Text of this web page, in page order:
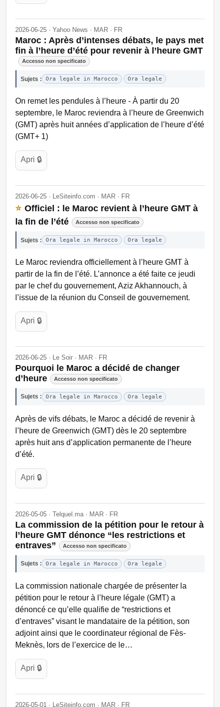
2026-06-25 · Yahoo News · MAR · FR
Maroc : Après d’intenses débats, le pays met
fin à l’heure d’été pour revenir à l’heure GMT
Accesso non specificato
Sujets : Ora legale in Marocco Ora legale
On remet les pendules à l’heure - À partir du 20
septembre, le Maroc reviendra à l’heure de Greenwich
(GMT) après huit années d’application de l’heure d’été
(GMT+ 1)
Apri 🔒
2026-06-25 · LeSiteinfo.com · MAR · FR
⭐ Officiel : le Maroc revient à l’heure GMT à
la fin de l’été
Accesso non specificato
Sujets : Ora legale in Marocco Ora legale
Le Maroc reviendra officiellement à l’heure GMT à
partir de la fin de l’été. L’annonce a été faite ce jeudi
par le chef du gouvernement, Aziz Akhannouch, à
l’issue de la réunion du Conseil de gouvernement.
Apri 🔒
2026-06-25 · Le Soir · MAR · FR
Pourquoi le Maroc a décidé de changer
d’heure
Accesso non specificato
Sujets : Ora legale in Marocco Ora legale
Après de vifs débats, le Maroc a décidé de revenir à
l’heure de Greenwich (GMT) dès le 20 septembre
après huit ans d’application permanente de l’heure
d’été.
Apri 🔒
2026-05-05 · Telquel.ma · MAR · FR
La commission de la pétition pour le retour à
l’heure GMT dénonce “les restrictions et
entraves”
Accesso non specificato
Sujets : Ora legale in Marocco Ora legale
La commission nationale chargée de présenter la
pétition pour le retour à l’heure légale (GMT) a
dénoncé ce qu’elle qualifie de “restrictions et
d’entraves” visant le mandataire de la pétition, son
adjoint ainsi que le coordinateur régional de Fès-
Meknès, lors de l’exercice de le…
Apri 🔒
2026-05-01 · LeSiteinfo.com · MAR · FR